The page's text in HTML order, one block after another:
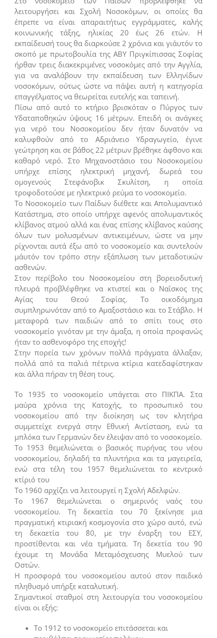
λειτουργήσει και Σχολή Νοσοκόμων, οι οποίες θα
έπρεπε να είναι απαραιτήτως εγγράμματες, καλής
κοινωνικής τάξης, ηλικίας 20 έως 26 ετών. Η
εκπαίδευσή τους θα διαρκούσε 2 χρόνια και γι΄αυτόν το
σκοπό με πρωτοβουλία της ΑΒΥ Πριγκίπισσας Σοφίας
ήρθαν τρεις διακεκριμένες νοσοκόμες από την Αγγλία,
για να αναλάβουν την εκπαίδευση των Ελληνίδων
νοσοκόμων, ούτως ώστε να πάψει αυτή η κατηγορία
επαγγέλματος να θεωρείται ευτελής και ταπεινή.
Πίσω από αυτό το κτήριο βρισκόταν ο Πύργος των
Υδαταποθηκών ύψους 16 μέτρων. Επειδή οι ανάγκες
για νερό του Νοσοκομείου δεν ήταν δυνατόν να
καλυφθούν από το Αδριάνειο Υδραγωγείο, έγινε
γεώτρηση και σε βάθος 22 μέτρων βρέθηκε άφθονο και
καθαρό νερό. Στο Μηχανοστάσιο του Νοσοκομείου
υπήρχε επίσης ηλεκτρική μηχανή, δωρεά του
ομογενούς Στεφάνοβικ Σκυλίτση, η οποία
τροφοδοτούσε με ηλεκτρικό ρεύμα το νοσοκομείο.
Το Νοσοκομείο των Παίδων διέθετε και Απολυμαντικό
Κατάστημα, στο οποίο υπήρχε αφενός απολυμαντικός
κλίβανος ατμού αλλά και ένας επίσης κλίβανος καύσης
όλων των μολυσμένων αντικειμένων, ώστε να μην
ρίχνονται αυτά έξω από το νοσοκομείο και συντελούν
μ΄αυτόν τον τρόπο στην εξάπλωση των μεταδοτικών
ασθενών.
Στον περίβολο του Νοσοκομείου στη βορειοδυτική
πλευρά προβλέφθηκε να κτιστεί και ο Ναΐσκος της
Αγίας του Θεού Σοφίας. Το οικοδόμημα
συμπληρωνόταν από το Αμαξοστάσιο και το Στάβλο. Η
μεταφορά των παιδιών από το σπίτι τους στο
νοσοκομείο γινόταν με την άμαξα, η οποία προφανώς
ήταν το ασθενοφόρο της εποχής!
Στην πορεία των χρόνων πολλά πράγματα άλλαξαν,
πολλά από τα παλιά πέτρινα κτίρια κατεδαφίστηκαν
και άλλα πήραν τη θέση τους.
Το 1935 το νοσοκομείο υπάγεται στο ΠΙΚΠΑ. Στα
μαύρα χρόνια της Κατοχής, το προσωπικό του
νοσοκομείου από την διοίκηση ως τον κλητήρα
συμμετείχε ενεργά στην Εθνική Αντίσταση, ενώ τα
μπλόκα των Γερμανών δεν έλειψαν από το νοσοκομείο.
Το 1953 θεμελιώνεται ο βασικός πυρήνας του νέου
νοσοκομείου, δηλαδή τα πλυντήρια και τα μαγειρεΐα,
ενώ στα τέλη του 1957 θεμελιώνεται το κεντρικό
κτίριό του
Το 1960 αρχίζει να λειτουργεί η Σχολή Αδελφών.
Το 1967 θεμελιώνεται ο σημερινός ναός του
νοσοκομείου. Τη δεκαετία του ΄70 ξεκίνησε μια
πραγματική κτιριακή κοσμογονία στο χώρο αυτό, ενώ
τη δεκαετία του ΄80, με την έναρξη του ΕΣΥ,
προστίθενται και νέα τμήματα. Τη δεκετία του ΄90
έχουμε τη Μονάδα Μεταμόσχευσης Μυελού των
Οστών.
Η προσφορά του νοσοκομείου αυτού στον παιδικό
πληθυσμό υπήρξε καταλυτική.
Σημαντικοί σταθμοί στη λειτουργία του νοσοκομείου
είναι οι εξής:
Το 1912 το νοσοκομείο επιτάσσεται και